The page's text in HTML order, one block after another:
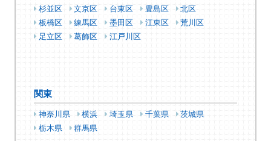
杉並区
文京区 台東区 豊島区
北区
板橋区
練馬区 墨田区 江東区
荒川区
足立区
葛飾区 江戸川区
関東
神奈川県 横浜 埼玉県 千葉県
茨城県
栃木県
群馬県